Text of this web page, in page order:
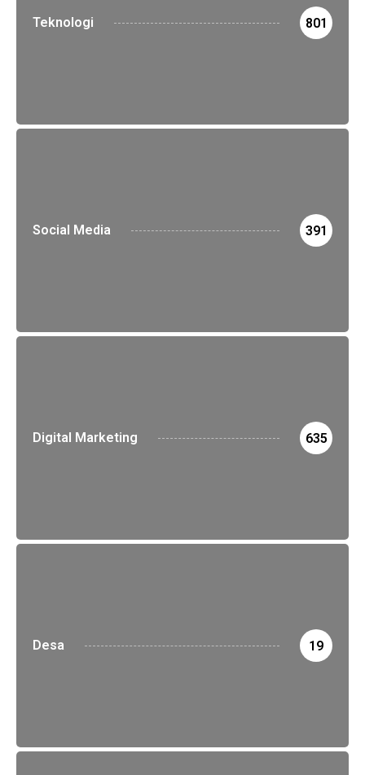
Teknologi 801
Social Media 391
Digital Marketing 635
Desa 19